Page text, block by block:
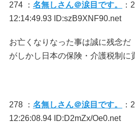
274 ： 名無しさん＠涙目です。
：
12:14:49.93 ID:szB9XNF90.net
お亡くなりなった事は誠に残念だ
がしかし日本の保険・介護税制に
278 ： 名無しさん＠涙目です。
：
12:26:08.94 ID:D2mZx/Oe0.net